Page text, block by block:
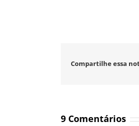
Compartilhe essa
9 Comentários